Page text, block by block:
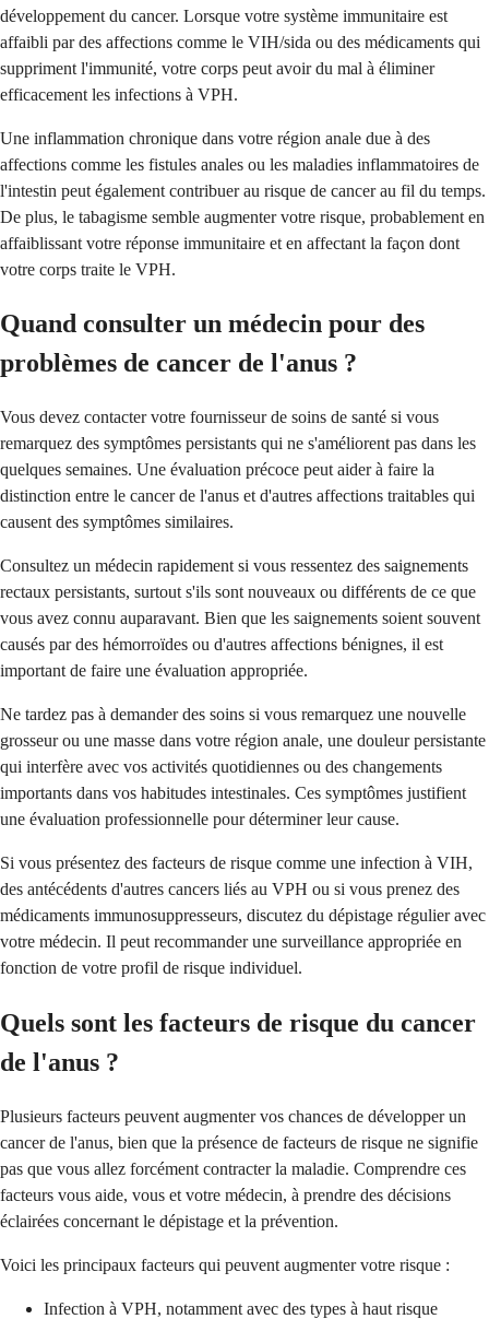
développement du cancer. Lorsque votre système immunitaire est
affaibli par des affections comme le VIH/sida ou des médicaments qui
suppriment l'immunité, votre corps peut avoir du mal à éliminer
efficacement les infections à VPH.
Une inflammation chronique dans votre région anale due à des
affections comme les fistules anales ou les maladies inflammatoires de
l'intestin peut également contribuer au risque de cancer au fil du temps.
De plus, le tabagisme semble augmenter votre risque, probablement en
affaiblissant votre réponse immunitaire et en affectant la façon dont
votre corps traite le VPH.
Quand consulter un médecin pour des
problèmes de cancer de l'anus ?
Vous devez contacter votre fournisseur de soins de santé si vous
remarquez des symptômes persistants qui ne s'améliorent pas dans les
quelques semaines. Une évaluation précoce peut aider à faire la
distinction entre le cancer de l'anus et d'autres affections traitables qui
causent des symptômes similaires.
Consultez un médecin rapidement si vous ressentez des saignements
rectaux persistants, surtout s'ils sont nouveaux ou différents de ce que
vous avez connu auparavant. Bien que les saignements soient souvent
causés par des hémorroïdes ou d'autres affections bénignes, il est
important de faire une évaluation appropriée.
Ne tardez pas à demander des soins si vous remarquez une nouvelle
grosseur ou une masse dans votre région anale, une douleur persistante
qui interfère avec vos activités quotidiennes ou des changements
importants dans vos habitudes intestinales. Ces symptômes justifient
une évaluation professionnelle pour déterminer leur cause.
Si vous présentez des facteurs de risque comme une infection à VIH,
des antécédents d'autres cancers liés au VPH ou si vous prenez des
médicaments immunosuppresseurs, discutez du dépistage régulier avec
votre médecin. Il peut recommander une surveillance appropriée en
fonction de votre profil de risque individuel.
Quels sont les facteurs de risque du cancer
de l'anus ?
Plusieurs facteurs peuvent augmenter vos chances de développer un
cancer de l'anus, bien que la présence de facteurs de risque ne signifie
pas que vous allez forcément contracter la maladie. Comprendre ces
facteurs vous aide, vous et votre médecin, à prendre des décisions
éclairées concernant le dépistage et la prévention.
Voici les principaux facteurs qui peuvent augmenter votre risque :
Infection à VPH, notamment avec des types à haut risque